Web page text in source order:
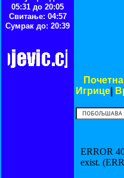
05:31 до 20:05
Свитање: 04:57
Сумрак до: 20:39
Почетна|
Игрице